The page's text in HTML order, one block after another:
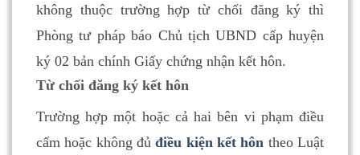
không thuộc trường hợp từ chối đăng ký thì
Phòng tư pháp báo Chủ tịch UBND cấp huyện
ký 02 bản chính Giấy chứng nhận kết hôn.
Từ chối đăng ký kết hôn
Trường hợp một hoặc cả hai bên vi phạm điều
cấm hoặc không đủđiều kiện kết hôn theo Luật